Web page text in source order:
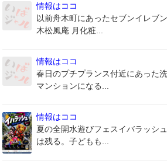
情報はココ
以前舟木町にあったセブンイレブ
木松風庵 月化粧...
情報はココ
春日のプチプランス付近にあった
マンションになる...
情報はココ
夏の全開水遊びフェスイバラッシ
は残る。子どもも...